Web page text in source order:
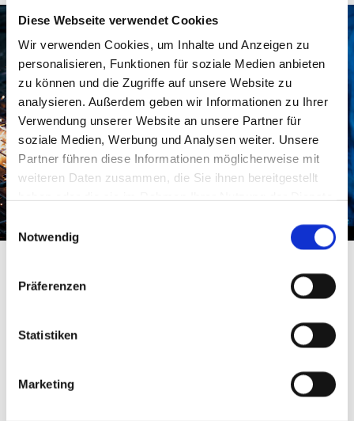
Diese Webseite verwendet Cookies
Wir verwenden Cookies, um Inhalte und Anzeigen zu
personalisieren, Funktionen für soziale Medien anbieten
zu können und die Zugriffe auf unsere Website zu
analysieren. Außerdem geben wir Informationen zu Ihrer
Verwendung unserer Website an unsere Partner für
soziale Medien, Werbung und Analysen weiter. Unsere
Partner führen diese Informationen möglicherweise mit
weiteren Daten zusammen, die Sie ihnen bereitgestellt
Einwilligungsauswahl
Notwendig
Präferenzen
Statistiken
Marketing